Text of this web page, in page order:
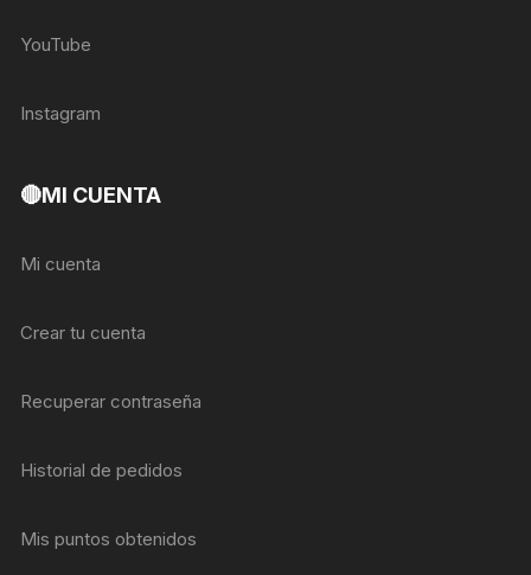
YouTube
Instagram
🔴MI CUENTA
Mi cuenta
Crear tu cuenta
Recuperar contraseña
Historial de pedidos
Mis puntos obtenidos